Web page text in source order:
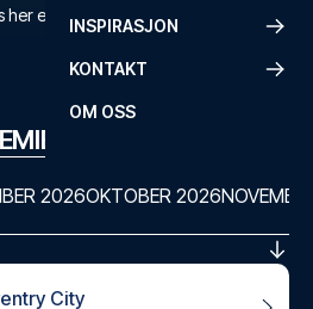
INSPIRASJON
KONTAKT
OM OSS
eller på +47 73 02 20 22
LEAGUE
2026OKTOBER 2026
City